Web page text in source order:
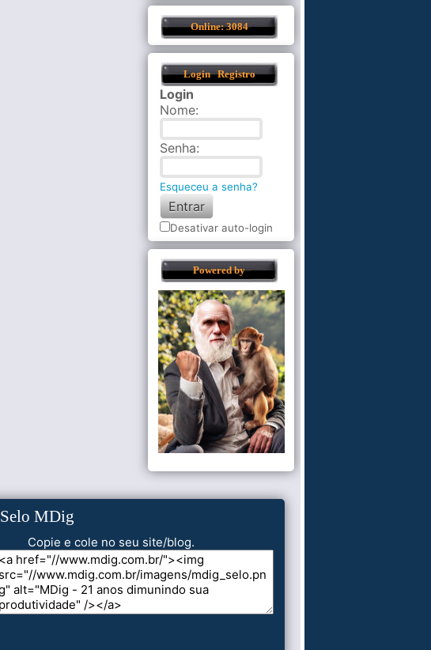
Online: 3084
Login Registro
Login
Nome:
Senha:
Esqueceu a senha?
Desativar auto-login
Powered by
Selo MDig
Copie e cole no seu site/blog.